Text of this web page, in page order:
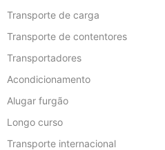
Transporte de carga
Transporte de contentores
Transportadores
Acondicionamento
Alugar furgão
Longo curso
Transporte internacional